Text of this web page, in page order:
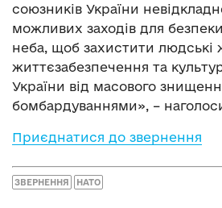
союзників України
можливих заходів для
неба, щоб захистити людські
життєзабезпечення та
України від масового
бомбардуваннями», –
Приєднатися до звернення
ЗВЕРНЕННЯ НАТО